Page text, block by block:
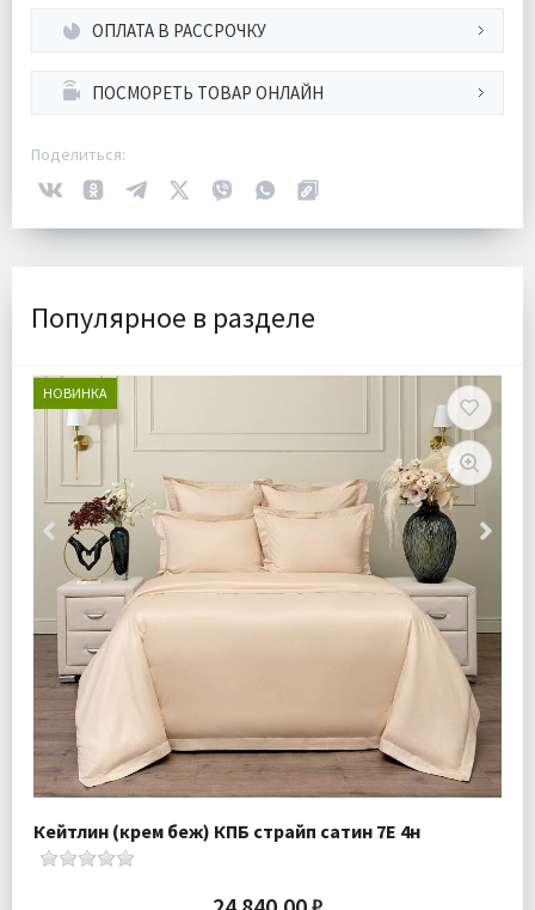
ОПЛАТА В РАССРОЧКУ
ПОСМОРЕТЬ ТОВАР ОНЛАЙН
Поделиться:
Популярное в разделе
НОВИНКА
Кейтлин (крем беж) КПБ страйп сатин 7Е 4н